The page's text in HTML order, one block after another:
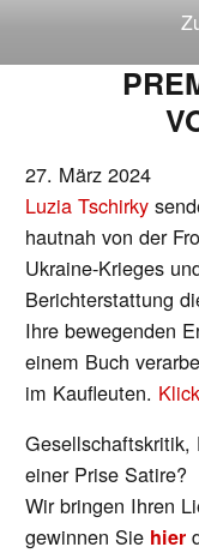
27. März 2024
Luzia Tschirky
hautnah von der
Ukraine-Krieges
Berichterstattung
Ihre bewegenden
einem Buch
im Kaufleuten.
einer Prise Satire?
Wir bringen Ihren
gewinnen Sie hier